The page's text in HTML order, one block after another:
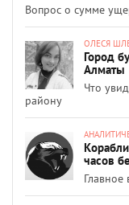
Вопрос о сумме
ОЛЕСЯ
Город
Алматы
Что
району
часов
Главное